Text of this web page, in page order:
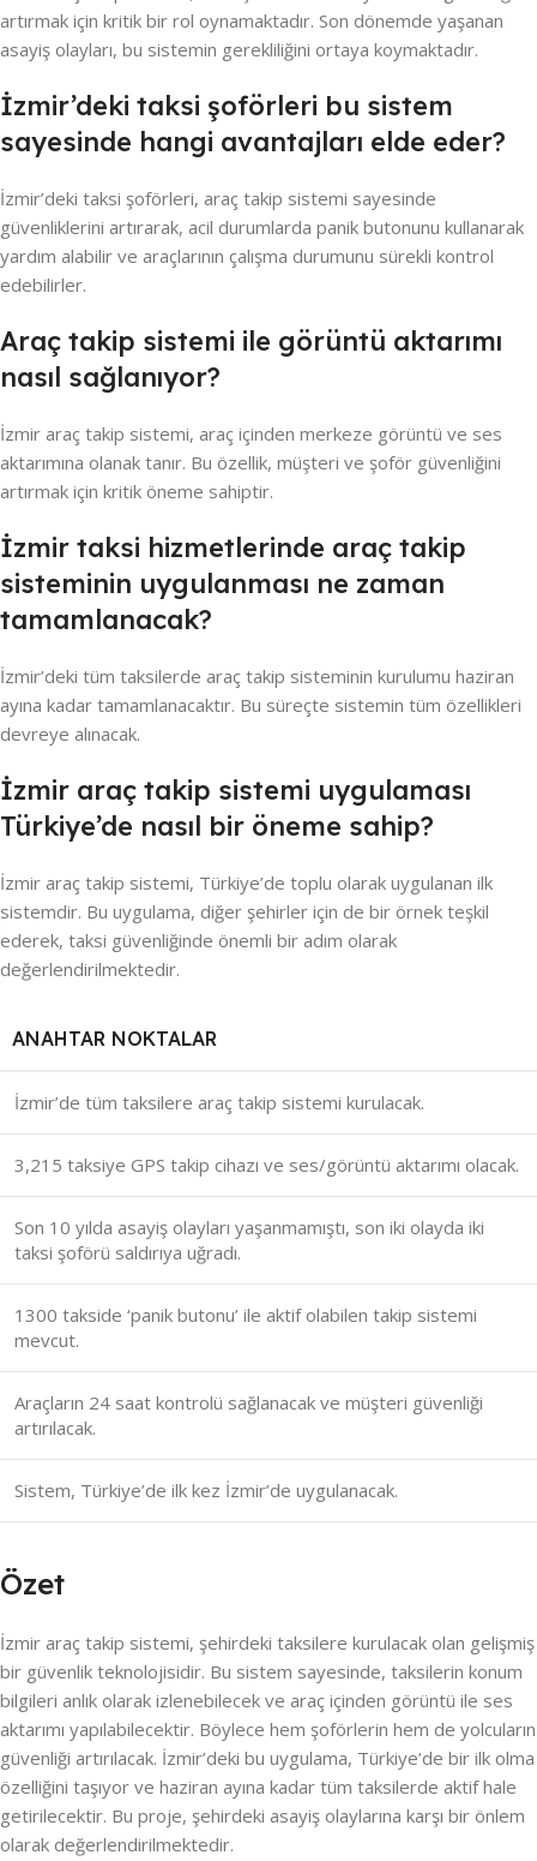
artırmak için kritik bir rol oynamaktadır. Son dönemde yaşanan
asayiş olayları, bu sistemin gerekliliğini ortaya koymaktadır.
İzmir’deki taksi şoförleri bu sistem
sayesinde hangi avantajları elde eder?
İzmir’deki taksi şoförleri, araç takip sistemi sayesinde
güvenliklerini artırarak, acil durumlarda panik butonunu kullanarak
yardım alabilir ve araçlarının çalışma durumunu sürekli kontrol
edebilirler.
Araç takip sistemi ile görüntü aktarımı
nasıl sağlanıyor?
İzmir araç takip sistemi, araç içinden merkeze görüntü ve ses
aktarımına olanak tanır. Bu özellik, müşteri ve şoför güvenliğini
artırmak için kritik öneme sahiptir.
İzmir taksi hizmetlerinde araç takip
sisteminin uygulanması ne zaman
tamamlanacak?
İzmir’deki tüm taksilerde araç takip sisteminin kurulumu haziran
ayına kadar tamamlanacaktır. Bu süreçte sistemin tüm özellikleri
devreye alınacak.
İzmir araç takip sistemi uygulaması
Türkiye’de nasıl bir öneme sahip?
İzmir araç takip sistemi, Türkiye’de toplu olarak uygulanan ilk
sistemdir. Bu uygulama, diğer şehirler için de bir örnek teşkil
ederek, taksi güvenliğinde önemli bir adım olarak
değerlendirilmektedir.
ANAHTAR NOKTALAR
İzmir’de tüm taksilere araç takip sistemi kurulacak.
3,215 taksiye GPS takip cihazı ve ses/görüntü aktarımı olacak.
Son 10 yılda asayiş olayları yaşanmamıştı, son iki olayda iki
taksi şoförü saldırıya uğradı.
1300 takside ‘panik butonu’ ile aktif olabilen takip sistemi
mevcut.
Araçların 24 saat kontrolü sağlanacak ve müşteri güvenliği
artırılacak.
Sistem, Türkiye’de ilk kez İzmir’de uygulanacak.
Özet
İzmir araç takip sistemi, şehirdeki taksilere kurulacak olan gelişmiş
bir güvenlik teknolojisidir. Bu sistem sayesinde, taksilerin konum
bilgileri anlık olarak izlenebilecek ve araç içinden görüntü ile ses
aktarımı yapılabilecektir. Böylece hem şoförlerin hem de yolcuların
güvenliği artırılacak. İzmir’deki bu uygulama, Türkiye’de bir ilk olma
özelliğini taşıyor ve haziran ayına kadar tüm taksilerde aktif hale
getirilecektir. Bu proje, şehirdeki asayiş olaylarına karşı bir önlem
olarak değerlendirilmektedir.